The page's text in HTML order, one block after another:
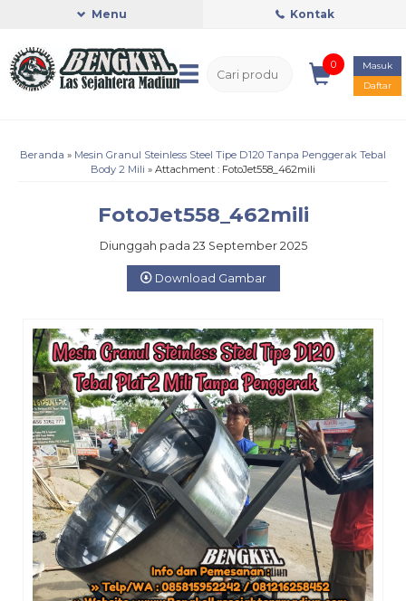
Menu Kontak
0
Masuk
Daftar
Beranda » Mesin Granul Steinless Steel Tipe D120 Tanpa Penggerak Tebal
Body 2 Mili » Attachment : FotoJet558_462mili
FotoJet558_462mili
Diunggah pada 23 September 2025
Download Gambar